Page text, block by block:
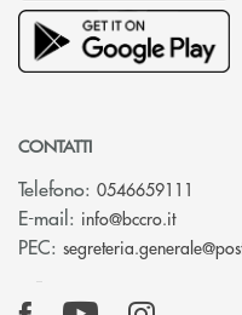
CONTATTI
Telefono: 0546659111
E-mail: info@bccro.it(si apre
PEC: